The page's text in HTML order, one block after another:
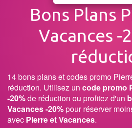
Bons Plans
Vacances -
14 bons plans et codes promo
réduction. Utilisez un code promo
-20%de réduction ou profitez d'un
Vacances -20%pour réserver
avec Pierre et Vacances.